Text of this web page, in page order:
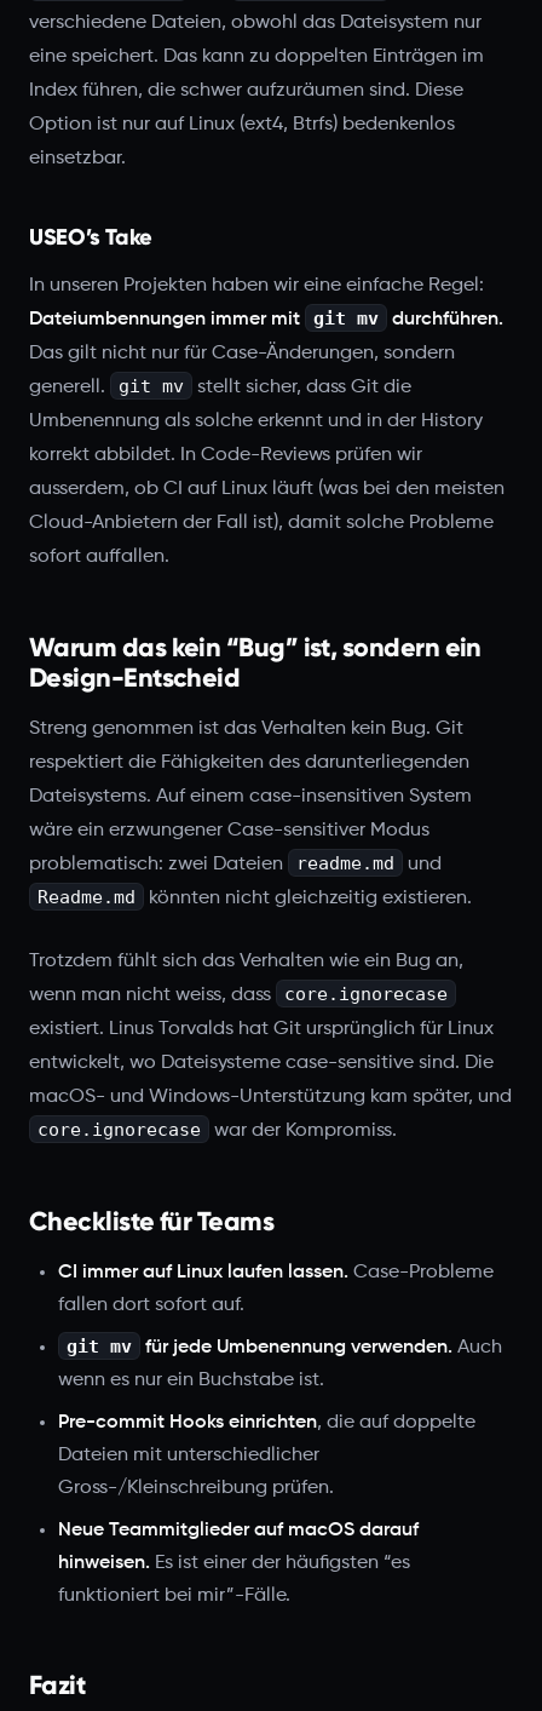
verschiedene Dateien, obwohl das Dateisystem nur
eine speichert. Das kann zu doppelten Einträgen im
Index führen, die schwer aufzuräumen sind. Diese
Option ist nur auf Linux (ext4, Btrfs) bedenkenlos
einsetzbar.
USEO’s Take
In unseren Projekten haben wir eine einfache Regel:
Dateiumbennungen immer mit
git mv
durchführen.
Das gilt nicht nur für Case-Änderungen, sondern
generell.
git mv
stellt sicher, dass Git die
Umbenennung als solche erkennt und in der History
korrekt abbildet. In Code-Reviews prüfen wir
ausserdem, ob CI auf Linux läuft (was bei den meisten
Cloud-Anbietern der Fall ist), damit solche Probleme
sofort auffallen.
Warum das kein “Bug” ist, sondern ein
Design-Entscheid
Streng genommen ist das Verhalten kein Bug. Git
respektiert die Fähigkeiten des darunterliegenden
Dateisystems. Auf einem case-insensitiven System
wäre ein erzwungener Case-sensitiver Modus
problematisch: zwei Dateien
readme.md
und
Readme.md
könnten nicht gleichzeitig existieren.
Trotzdem fühlt sich das Verhalten wie ein Bug an,
wenn man nicht weiss, dass
core.ignorecase
existiert. Linus Torvalds hat Git ursprünglich für Linux
entwickelt, wo Dateisysteme case-sensitive sind. Die
macOS- und Windows-Unterstützung kam später, und
core.ignorecase
war der Kompromiss.
Checkliste für Teams
CI immer auf Linux laufen lassen. Case-Probleme
fallen dort sofort auf.
git mv
für jede Umbenennung verwenden. Auch
wenn es nur ein Buchstabe ist.
Pre-commit Hooks einrichten, die auf doppelte
Dateien mit unterschiedlicher
Gross-/Kleinschreibung prüfen.
Neue Teammitglieder auf macOS darauf
hinweisen. Es ist einer der häufigsten “es
funktioniert bei mir”-Fälle.
Fazit